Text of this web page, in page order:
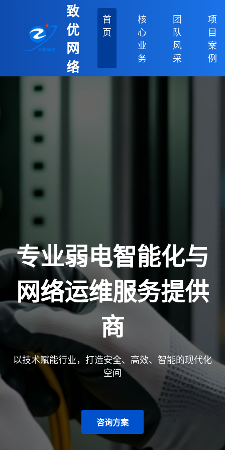
致
优
网
络
首
页
核
心
业
务
团
队
风
采
项
目
案
例
专业弱电智能化与
网络运维服务提供
商
以技术赋能行业，打造安全、高效、智能的现代化
空间
咨询方案